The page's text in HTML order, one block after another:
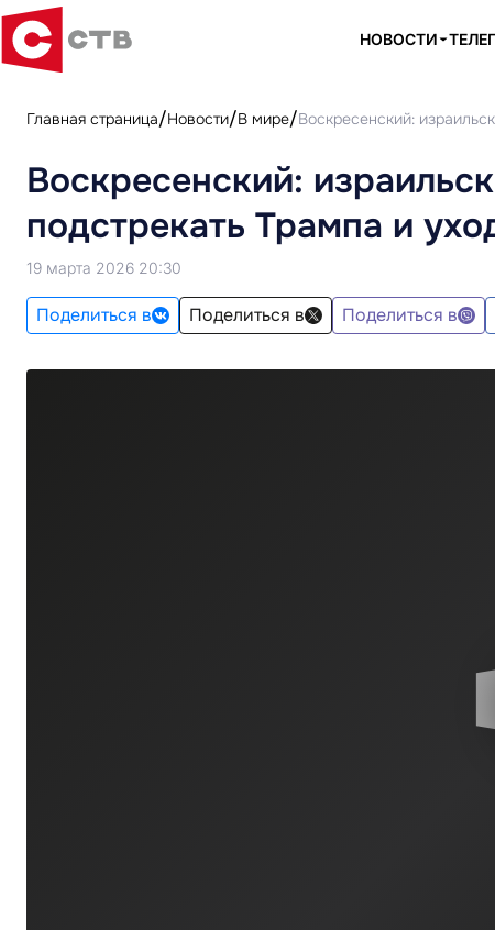
НОВОСТИ
Главная страница Новости В мире Воскресенский:
Воскресенский:
подстрекать Трампа и
19 марта 2026 20:30
Поделиться в Поделиться в Поделиться в